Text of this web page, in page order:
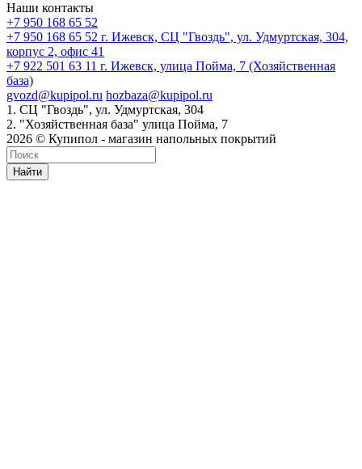
Наши контакты
+7 950 168 65 52
+7 950 168 65 52 г. Ижевск, СЦ "Гвоздь", ул. Удмуртская, 304,
корпус 2, офис 41
+7 922 501 63 11 г. Ижевск, улица Пойма, 7 (Хозяйственная
база)
gvozd@kupipol.ru hozbaza@kupipol.ru
1. СЦ "Гвоздь", ул. Удмуртская, 304
2. "Хозяйственная база" улица Пойма, 7
2026 © Купипол - магазин напольных покрытий
Найти